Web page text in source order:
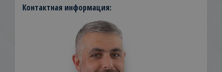
Контактная информация: